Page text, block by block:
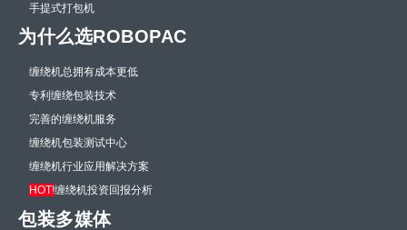
手提式打包机
为什么选ROBOPAC
缠绕机总拥有成本更低
专利缠绕包装技术
完善的缠绕机服务
缠绕机包装测试中心
缠绕机行业应用解决方案
HOT!缠绕机投资回报分析
包装多媒体